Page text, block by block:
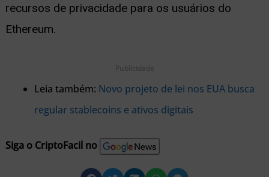
recursos de privacidade para os usuários do
Ethereum.
Publicidade
Leia também: Novo projeto de lei nos EUA busca
regular stablecoins e ativos digitais
Siga o CriptoFacil no